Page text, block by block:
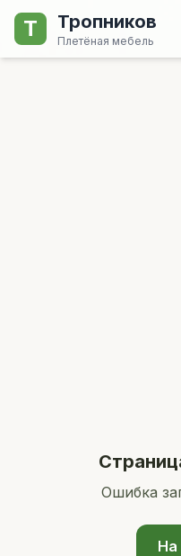
Т Тропников
Плетёная мебель
Ошибка
На